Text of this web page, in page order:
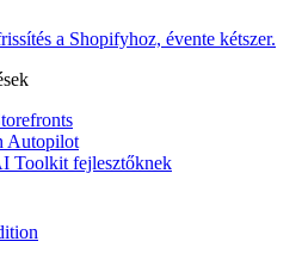
a Shopifyhoz, évente kétszer.
Autopilot
Toolkit fejlesztőknek